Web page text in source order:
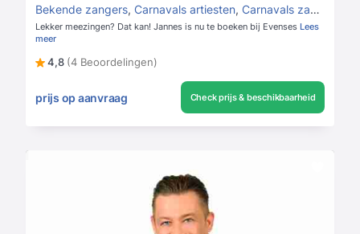
Bekende zangers, Carnavals artiesten, Carnavals zangers
Lekker meezingen? Dat kan! Jannes is nu te boeken bij Evenses Lees
meer
4,8 (4 Beoordelingen)
prijs op aanvraag Check prijs & beschikbaarheid